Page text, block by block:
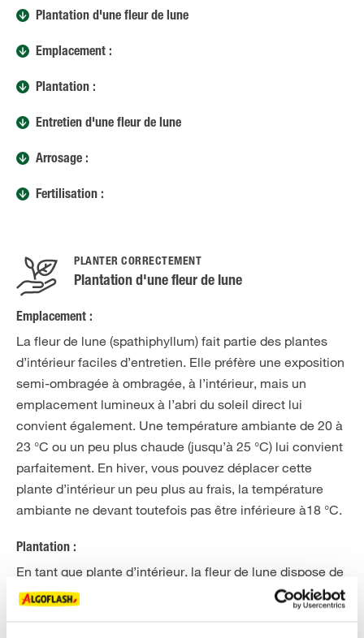
Plantation d'une fleur de lune
Emplacement :
Plantation :
Entretien d'une fleur de lune
Arrosage :
Fertilisation :
PLANTER CORRECTEMENT
Plantation d'une fleur de lune
Emplacement :
La fleur de lune (spathiphyllum) fait partie des plantes
d’intérieur faciles d’entretien. Elle préfère une exposition
semi-ombragée à ombragée, à l’intérieur, mais un
emplacement lumineux à l’abri du soleil direct lui
convient également. Une température ambiante de 20 à
23 °C ou un peu plus chaude (jusqu’à 25 °C) lui convient
parfaitement. En hiver, vous pouvez déplacer cette
plante d’intérieur un peu plus au frais, la température
ambiante ne devant toutefois pas être inférieure à18 °C.
Plantation :
En tant que plante d’intérieur, la fleur de lune dispose de
peu de terre en pot. Pour une croissance saine et la